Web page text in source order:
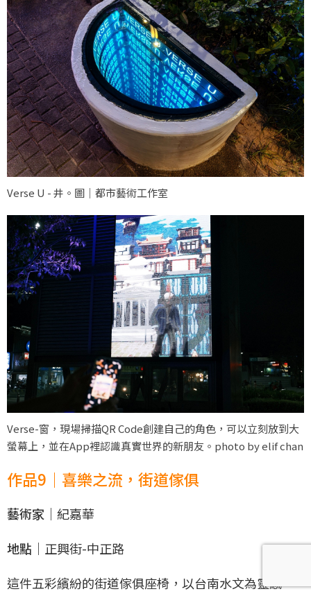
Verse U - 井。圖｜都市藝術工作室
Verse-窗，現場掃描QR Code創建自己的角色，可以立刻放到大
螢幕上，並在App裡認識真實世界的新朋友。photo by elif chan
作品9｜喜樂之流，街道傢俱
藝術家｜ 紀嘉華
地點｜ 正興街-中正路
這件五彩繽紛的街道傢俱座椅，以台南水文為靈感、